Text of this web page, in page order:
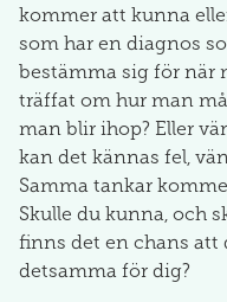
kommer att kunna
som har en diagnos
bestämma sig för när
träffat om hur man
man blir ihop? Eller
kan det kännas fel,
Samma tankar
Skulle du kunna, och
finns det en chans att
detsamma för dig?